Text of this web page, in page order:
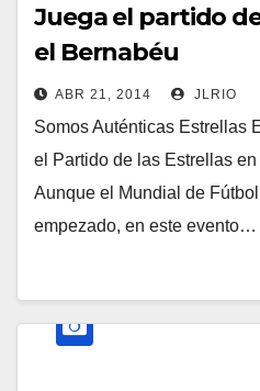
Juega el partido
el Bernabéu
ABR 21, 2014 JLRIO
Somos Auténticas Estrellas
el Partido de las Estrellas
Aunque el Mundial de
empezado, en este evento…